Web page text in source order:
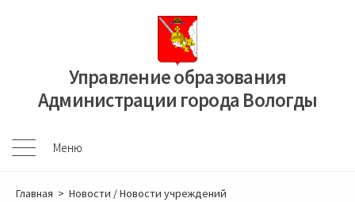
Управление образования
Администрации города Вологды
Меню
Меню
Главная > Новости /Новости учреждений